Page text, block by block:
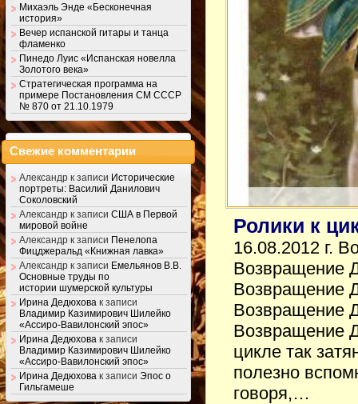
Ролики к
16.08.2012 г.
Возвращение
Возвращение
Возвращение
Возвращение
цикле так
полезно
говоря,…
Михаэль Энде «Бесконечная
история»
Вечер испанской гитары и танца
фламенко
Пинедо Луис «Испанская новелла
Золотого века»
Стратегическая программа на
примере Постановления СМ СССР
№ 870 от 21.10.1979
Свежие комментарии
Александр к записи Исторические
портреты: Василий Данилович
Соколовский
Александр к записи США в Первой
мировой войне
Александр к записи Пенелопа
Фицджеральд «Книжная лавка»
Александр к записи Емельянов В.В.
Основные труды по
истории шумерской культуры
Ирина Дедюхова к записи
Владимир Казимирович Шилейко
«Ассиро-Вавилонский эпос»
Ирина Дедюхова к записи
Владимир Казимирович Шилейко
«Ассиро-Вавилонский эпос»
Ирина Дедюхова к записи Эпос о
Гильгамеше